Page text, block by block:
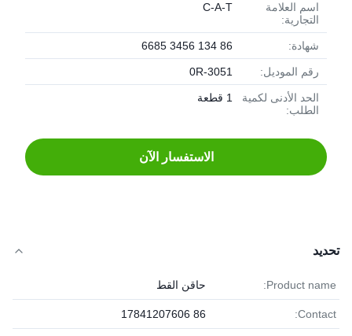
اسم العلامة
التجارية:
C-A-T
شهادة: 86 134 3456 6685
رقم الموديل: 0R-3051
الحد الأدنى لكمية
الطلب:
1 قطعة
الاستفسار الآن
تحديد
Product name: حاقن القط
Contact:
86 17841207606